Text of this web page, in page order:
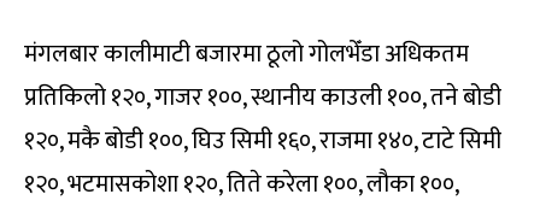
मंगलबार कालीमाटी बजारमा ठूलो गोलभेँडा अधिकतम
प्रतिकिलो १२०, गाजर १००, स्थानीय काउली १००, तने बोडी
१२०, मकै बोडी १००, घिउ सिमी १६०, राजमा १४०, टाटे सिमी
१२०, भटमासकोशा १२०, तिते करेला १००, लौका १००,